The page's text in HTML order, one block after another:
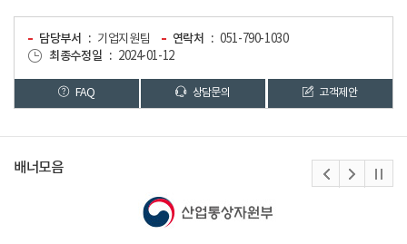
담당부서 기업지원팀 연락처
051-790-1030
최종수정일
2024-01-12
FAQ 상담문의 고객제안
배너모음